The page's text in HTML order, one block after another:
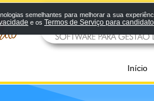
Início
semelhantes para melhorar a sua
e os Termos de Serviço para